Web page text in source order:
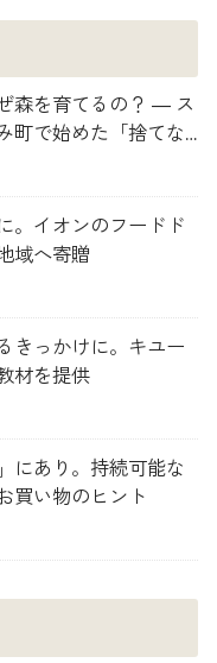
森を育てるの？ ― ス
町で始めた「捨てな
。イオンのフードド
域へ寄贈
きっかけに。キユー
材を提供
にあり。持続可能な
買い物のヒント